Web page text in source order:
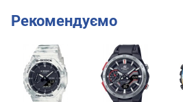
Рекомендуємо